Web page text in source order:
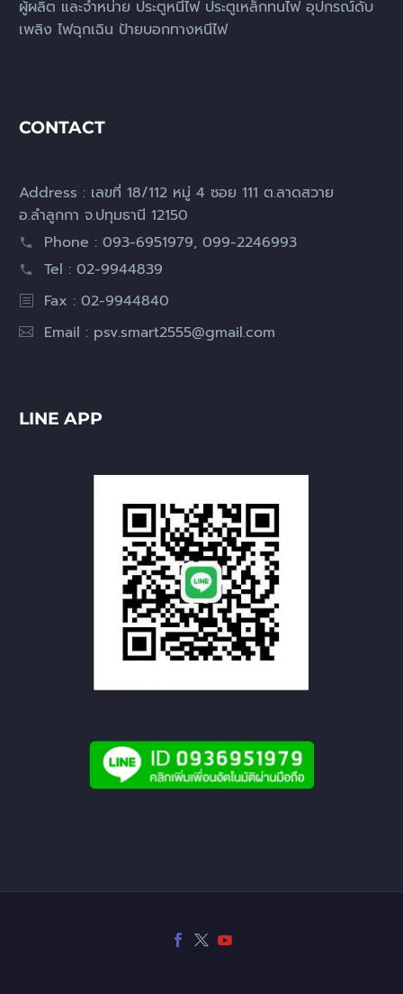
ผู้ผลิต และจำหน่าย ประตูหนีไฟ ประตูเหล็กทนไฟ อุปกรณ์ดับ
เพลิง ไฟฉุกเฉิน ป้ายบอกทางหนีไฟ
CONTACT
Address : เลขที่ 18/112 หมู่ 4 ซอย 111 ต.ลาดสวาย
อ.ลำลูกกา จ.ปทุมธานี 12150
Phone : 093-6951979, 099-2246993
Tel : 02-9944839
Fax : 02-9944840
Email : psv.smart2555@gmail.com
LINE APP